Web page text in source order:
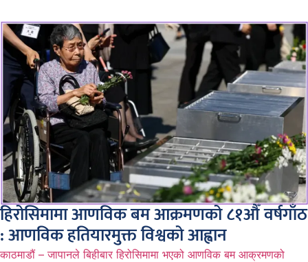
हिरोसिमामा आणविक बम आक्रमणको ८१औँ वर्षगाँठ
: आणविक हतियारमुक्त विश्वको आह्वान
काठमाडौं – जापानले बिहीबार हिरोसिमामा भएको आणविक बम आक्रमणको